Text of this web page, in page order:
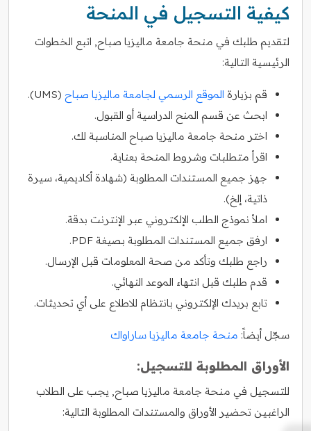
كيفية التسجيل في المنحة
لتقديم طلبك في منحة جامعة ماليزيا صباح, اتبع الخطوات
الرئيسية التالية:
قم بزيارة الموقع الرسمي لجامعة ماليزيا صباح (UMS).
ابحث عن قسم المنح الدراسية أو القبول.
اختر منحة جامعة ماليزيا صباح المناسبة لك.
اقرأ متطلبات وشروط المنحة بعناية.
جهز جميع المستندات المطلوبة (شهادة أكاديمية، سيرة
ذاتية، إلخ).
املأ نموذج الطلب الإلكتروني عبر الإنترنت بدقة.
ارفق جميع المستندات المطلوبة بصيغة PDF.
راجع طلبك وتأكد من صحة المعلومات قبل الإرسال.
قدم طلبك قبل انتهاء الموعد النهائي.
تابع بريدك الإلكتروني بانتظام للاطلاع على أي تحديثات.
سجّل أيضاً: منحة جامعة ماليزيا ساراواك
الأوراق المطلوبة للتسجيل:
للتسجيل في منحة جامعة ماليزيا صباح, يجب على الطلاب
الراغبين تحضير الأوراق والمستندات المطلوبة التالية: